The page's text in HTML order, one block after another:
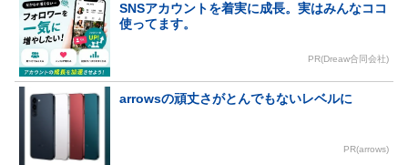
SNSアカウントを着実に成長。実はみんなココ
使ってます。
PR(Dreaw合同会社)
arrowsの頑丈さがとんでもないレベルに
PR(arrows)